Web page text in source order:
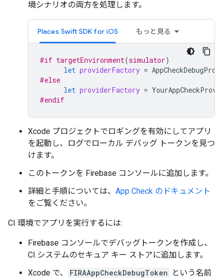
境シナリオの両方を処理します。
Places Swift SDK for iOS もっと見る
#if targetEnvironment(simulator)
let providerFactory =
#else
let providerFactory =
#endif
Xcode プロジェクトでロギングを有効にしてアプリ
を起動し、ログでローカル デバッグ トークンを見つ
けます。
このトークンを Firebase コンソールに追加します。
詳細と手順については、 App Check のドキュメント
をご覧ください。
CI 環境でアプリを実行するには:
Firebase コンソールでデバッグトークンを作成し、
CI システムのセキュア キー ストアに追加します。
Xcode で、
FIRAAppCheckDebugToken
という名前